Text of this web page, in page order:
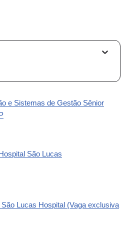
e Sistemas de Gestão Sênior
São Lucas
Lucas Hospital (Vaga exclusiva